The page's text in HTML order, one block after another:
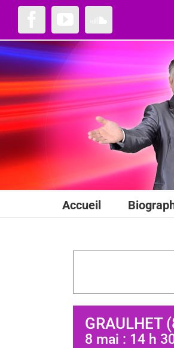
Passer
contenu
Accueil
GRAULHET
8 mai : 14 h